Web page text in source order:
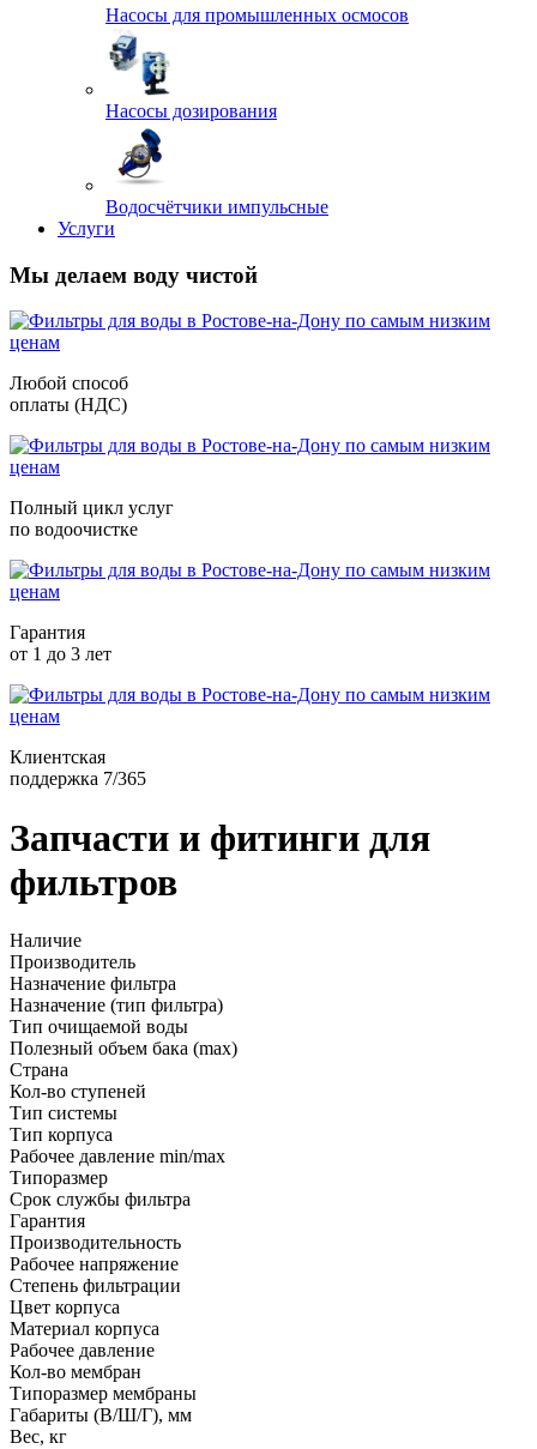
Насосы для промышленных осмосов
Насосы дозирования
Водосчётчики импульсные
Услуги
Мы делаем воду чистой
Любой способ
оплаты (НДС)
Полный цикл услуг
по водоочистке
Гарантия
от 1 до 3 лет
Клиентская
поддержка 7/365
Запчасти и фитинги для
фильтров
Наличие
Производитель
Назначение фильтра
Назначение (тип фильтра)
Тип очищаемой воды
Полезный объем бака (max)
Страна
Кол-во ступеней
Тип системы
Тип корпуса
Рабочее давление min/max
Типоразмер
Срок службы фильтра
Гарантия
Производительность
Рабочее напряжение
Степень фильтрации
Цвет корпуса
Материал корпуса
Рабочее давление
Кол-во мембран
Типоразмер мембраны
Габариты (В/Ш/Г), мм
Вес, кг